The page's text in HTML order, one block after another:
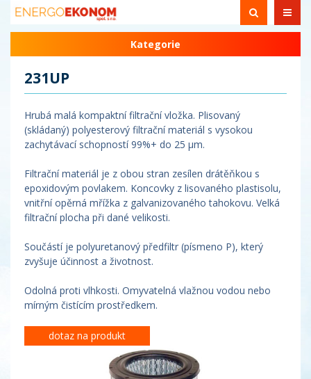
Kategorie
231UP
Hrubá malá kompaktní filtrační vložka. Plisovaný
(skládaný) polyesterový filtrační materiál s vysokou
zachytávací schopností 99%+ do 25 µm.
Filtrační materiál je z obou stran zesílen drátěňkou s
epoxidovým povlakem. Koncovky z lisovaného plastisolu,
vnitřní opěrná mřížka z galvanizovaného tahokovu. Velká
filtrační plocha při dané velikosti.
Součástí je polyuretanový předfiltr (písmeno P), který
zvyšuje účinnost a životnost.
Odolná proti vlhkosti. Omyvatelná vlažnou vodou nebo
mírným čistícím prostředkem.
dotaz na produkt